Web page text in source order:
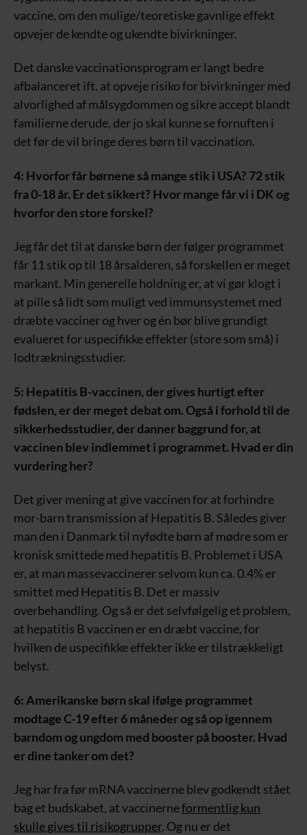
vaccine, om den mulige/teoretiske gavnlige effekt
opvejer de kendte og ukendte bivirkninger.
Det danske vaccinationsprogram er langt bedre
afbalanceret ift. at opveje risiko for bivirkninger med
alvorlighed af målsygdommen og sikre accept blandt
familierne derude, der jo skal kunne se fornuften i
det før de vil bringe deres børn til vaccination.
4: Hvorfor får børnene så mange stik i USA? 72 stik
fra 0-18 år. Er det sikkert? Hvor mange får vi i DK og
hvorfor den store forskel?
Jeg får det til at danske børn der følger programmet
får 11 stik op til 18 årsalderen, så forskellen er meget
markant. Min generelle holdning er, at vi gør klogt i
at pille så lidt som muligt ved immunsystemet med
dræbte vacciner og hver og én bør blive grundigt
evalueret for uspecifikke effekter (store som små) i
lodtrækningsstudier.
5: Hepatitis B-vaccinen, der gives hurtigt efter
fødslen, er der meget debat om. Også i forhold til de
sikkerhedsstudier, der danner baggrund for, at
vaccinen blev indlemmet i programmet. Hvad er din
vurdering her?
Det giver mening at give vaccinen for at forhindre
mor-barn transmission af Hepatitis B. Således giver
man den i Danmark til nyfødte børn af mødre som er
kronisk smittede med hepatitis B. Problemet i USA
er, at man massevaccinerer selvom kun ca. 0.4% er
smittet med Hepatitis B. Det er massiv
overbehandling. Og så er det selvfølgelig et problem,
at hepatitis B vaccinen er en dræbt vaccine, for
hvilken de uspecifikke effekter ikke er tilstrækkeligt
belyst.
6: Amerikanske børn skal ifølge programmet
modtage C-19 efter 6 måneder og så op igennem
barndom og ungdom med booster på booster. Hvad
er dine tanker om det?
Jeg har fra før mRNA vaccinerne blev godkendt stået
bag et budskabet, at vaccinerneformentlig kun
skulle gives til risikogrupper. Og nu er det